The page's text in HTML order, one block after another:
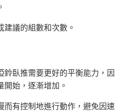
議的組數和次數。
鈴臥推需要更好的平衡能力，因
開始，逐漸增加。
而有控制地進行動作，避免因速